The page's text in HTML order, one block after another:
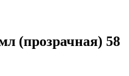
(прозрачная) 58